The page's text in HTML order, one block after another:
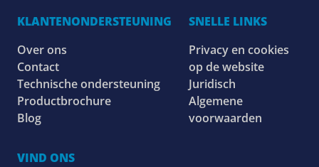
KLANTENONDERSTEUNING
Over ons
Contact
Technische ondersteuning
Productbrochure
Blog
SNELLE LINKS
Privacy en cookies
op de website
Juridisch
Algemene
voorwaarden
VIND ONS